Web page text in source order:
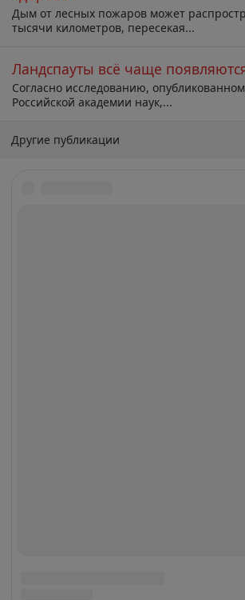
Дым от лесных пожаров может
тысячи километров, пересекая...
Ландспауты всё чаще
Согласно исследованию,
Российской академии наук,...
Другие публикации